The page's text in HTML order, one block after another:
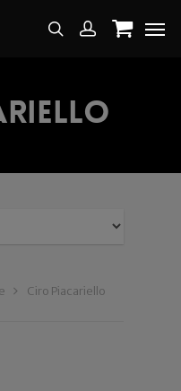
Ciro Piacariello